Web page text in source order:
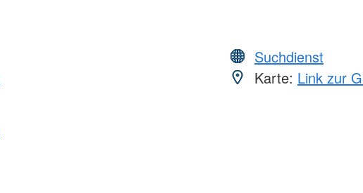
Suchdienst
Karte: Link zur